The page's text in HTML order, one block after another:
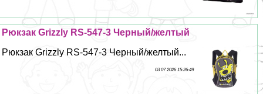
Рюкзак Grizzly RS-547-3 Черный/желтый
Рюкзак Grizzly RS-547-3 Черный/желтый...
03 07 2026 15:26:49